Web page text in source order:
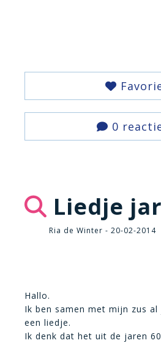
0
Liedje
Ria de Winter - 20-02-2014
Hallo.
Ik ben samen met mijn zus
een liedje.
Ik denk dat het uit de jaren